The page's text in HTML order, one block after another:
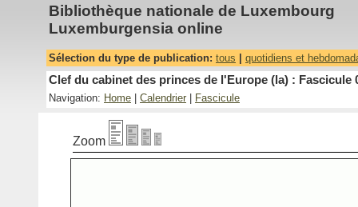
Bibliothèque nationale de Luxembourg
Luxemburgensia online
Sélection du type de publication: tous quotidiens et
Clef du cabinet des princes de l'Europe (la) : Fascicule
Navigation: Home Calendrier Fascicule
Zoom